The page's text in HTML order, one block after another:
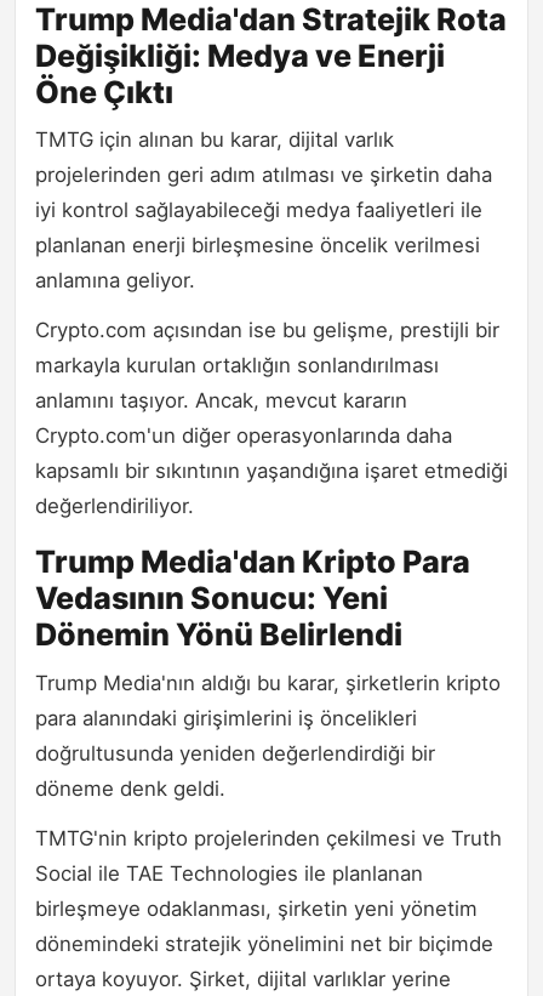
Trump Media'dan Stratejik Rota
Değişikliği: Medya ve Enerji
Öne Çıktı
TMTG için alınan bu karar, dijital varlık
projelerinden geri adım atılması ve şirketin daha
iyi kontrol sağlayabileceği medya faaliyetleri ile
planlanan enerji birleşmesine öncelik verilmesi
anlamına geliyor.
Crypto.com açısından ise bu gelişme, prestijli bir
markayla kurulan ortaklığın sonlandırılması
anlamını taşıyor. Ancak, mevcut kararın
Crypto.com'un diğer operasyonlarında daha
kapsamlı bir sıkıntının yaşandığına işaret etmediği
değerlendiriliyor.
Trump Media'dan Kripto Para
Vedasının Sonucu: Yeni
Dönemin Yönü Belirlendi
Trump Media'nın aldığı bu karar, şirketlerin kripto
para alanındaki girişimlerini iş öncelikleri
doğrultusunda yeniden değerlendirdiği bir
döneme denk geldi.
TMTG'nin kripto projelerinden çekilmesi ve Truth
Social ile TAE Technologies ile planlanan
birleşmeye odaklanması, şirketin yeni yönetim
dönemindeki stratejik yönelimini net bir biçimde
ortaya koyuyor. Şirket, dijital varlıklar yerine